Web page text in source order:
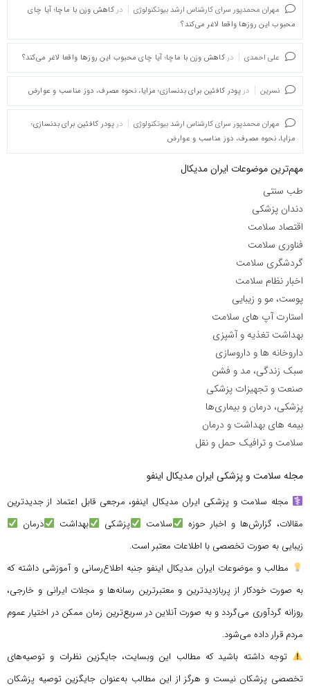
مهران محمدپور سرای کارشناس ارشد بیوتکنولوژی در کاهش وزن با ماچا؛ آیا چای
محبوب این روزها واقعا لاغر می‌کند؟
علی احمدی در کاهش وزن با ماچا؛ آیا چای محبوب این روزها واقعا لاغر می‌کند؟
نسرین در پودر کافئین برای بدنسازی؛ مزایا، نحوه مصرف، دوز مناسب و عوارض
مهران محمدپور سرای کارشناس ارشد بیوتکنولوژی در پودر کافئین برای بدنسازی؛
مزایا، نحوه مصرف، دوز مناسب و عوارض
مهم‌ترین موضوعات ایران مدیکال
طب سنتی
دندان پزشکی
اقتصاد سلامت
فناوری سلامت
گردشگری سلامت
اخبار نظام سلامت
پوست، مو و زیبایی
استارت آپ های سلامت
بهداشت تغذیه و آشپزی
داروخانه ها و داروسازی
سبک زندگی، مد و فشن
صنعت و تجهیزات پزشکی
پزشکی، درمان و بیماری‌ها
بیمه های بهداشت و درمان
سلامت و ترافیک حمل و نقل
مجله سلامت و پزشکی ایران مدیکال اینفو
مجله سلامت و پزشکی ایران مدیکال اینفو، مرجعی قابل اعتماد از جدیدترین
مقالات، گزارش‌ها و اخبار حوزه
سلامت پزشکی بهداشت
درمان
زیبایی به صورت تخصصی با اطلاعات معتبر است.
مطالب و موضوعات ایران مدیکال اینفو جنبه اطلاع‌رسانی و آموزشی داشته که
به صورت خودکار از پربازدیدترین و معتبرترین رسانه‌ها و مجلات ایرانی و خارجی،
روزانه گردآوری می‌گردد و به صورت آنلاین در سریع‌ترین زمان ممکن در اختیار عموم
مردم قرار داده می‌شود.
توجه داشته باشید که مطالب این وبسایت، جایگزین نظرات و توصیه‌های
تخصصی پزشکان نیست و هرگز از این مطالب به‌عنوان جایگزین توصیه پزشکان